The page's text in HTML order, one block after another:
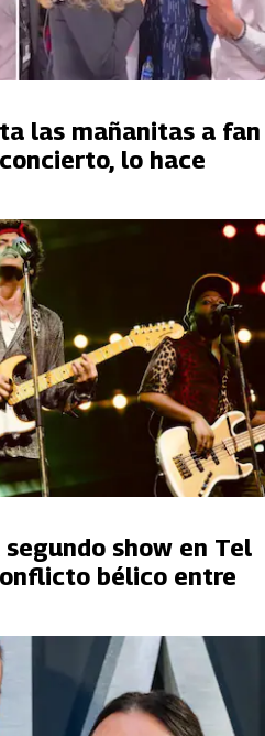
las mañanitas a fan
lo hace
show en Tel
bélico entre